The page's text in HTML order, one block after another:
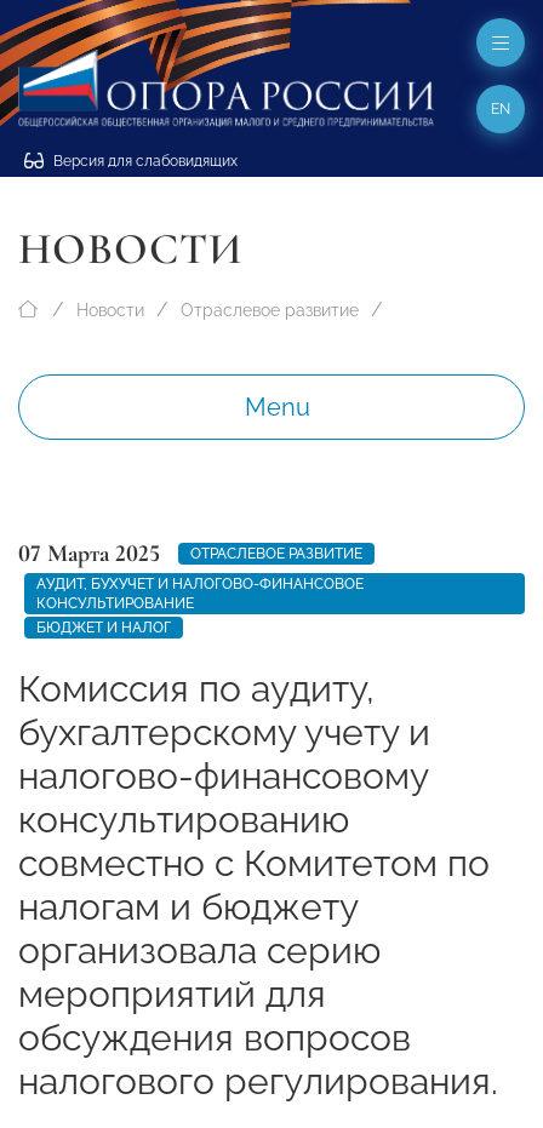
Версия для слабовидящих
EN
НОВОСТИ
Новости Отраслевое развитие
Menu
07 Марта 2025
ОТРАСЛЕВОЕ РАЗВИТИЕ
АУДИТ, БУХУЧЕТ И НАЛОГОВО-ФИНАНСОВОЕ
КОНСУЛЬТИРОВАНИЕ
БЮДЖЕТ И НАЛОГ
Комиссия по аудиту,
бухгалтерскому учету и
налогово-финансовому
консультированию
совместно с Комитетом по
налогам и бюджету
организовала серию
мероприятий для
обсуждения вопросов
налогового регулирования.